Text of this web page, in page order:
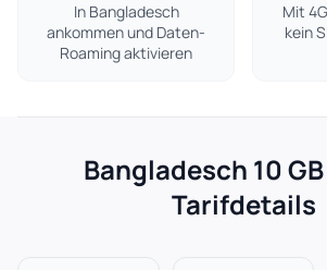
In Bangladesch
ankommen und Daten-
Roaming aktivieren
Mit
kein
Bangladesch 10
Tarifdetails